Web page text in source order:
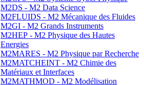
M2DS - M2 Data Science
M2FLUIDS - M2 Mécanique des Fluides
M2GI - M2 Grands Instruments
M2HEP - M2 Physique des Hautes
Energies
M2MARES - M2 Physique par Recherche
M2MATCHEINT - M2 Chimie des
Matériaux et Interfaces
M2MATHMOD - M2 Modélisation